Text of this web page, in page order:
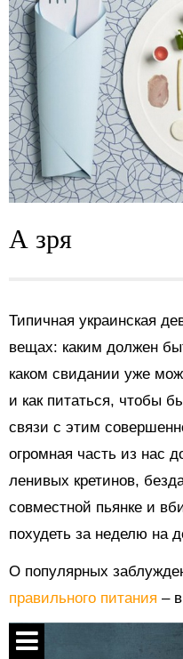
А зря
Типичная украинская
вещах: каким должен
каком свидании уже
и как питаться, чтобы
связи с этим
огромная часть из нас
ленивых кретинов,
совместной пьянке и
похудеть за неделю на
О популярных
правильного питания –